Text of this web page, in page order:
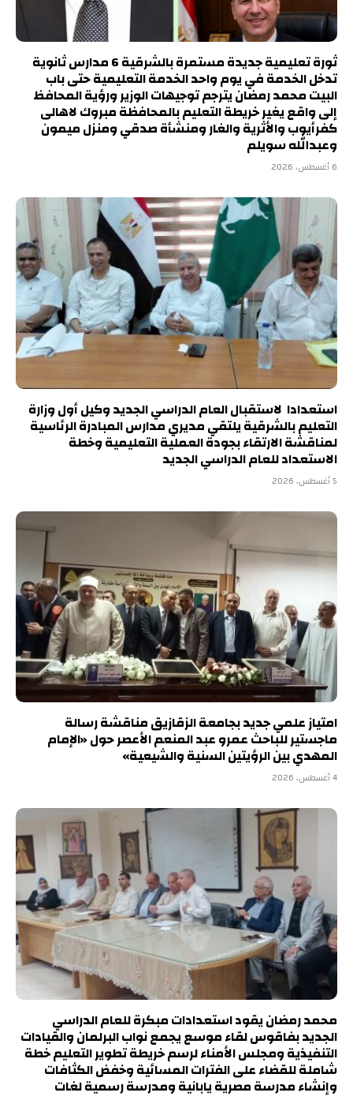
ثورة تعليمية جديدة مستمرة بالشرقية 6 مدارس ثانوية
تدخل الخدمة في يوم واحد الخدمة التعليمية حتى باب
البيت محمد رمضان يترجم توجيهات الوزير ورؤية المحافظ
إلى واقع يغير خريطة التعليم بالمحافظة مبروك لاهالى
كفرأيوب والأثرية والغار ومنشأة صدقي ومنزل ميمون
وعبدالله سويلم
6 أغسطس، 2026
استعدادا لاستقبال العام الدراسي الجديد وكيل أول وزارة
التعليم بالشرقية يلتقي مديري مدارس المبادرة الرئاسية
لمناقشة الارتقاء بجودة العملية التعليمية وخطة
الاستعداد للعام الدراسي الجديد
5 أغسطس، 2026
امتياز علمي جديد بجامعة الزقازيق مناقشة رسالة
ماجستير للباحث عمرو عبد المنعم الأعصر حول «الإمام
المهدي بين الرؤيتين السنية والشيعية»
4 أغسطس، 2026
محمد رمضان يقود استعدادات مبكرة للعام الدراسي
الجديد بفاقوس لقاء موسع يجمع نواب البرلمان والقيادات
التنفيذية ومجلس الأمناء لرسم خريطة تطوير التعليم خطة
شاملة للقضاء على الفترات المسائية وخفض الكثافات
وإنشاء مدرسة مصرية يابانية ومدرسة رسمية لغات